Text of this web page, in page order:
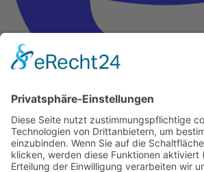
Start
Über uns Untermenü umschalten